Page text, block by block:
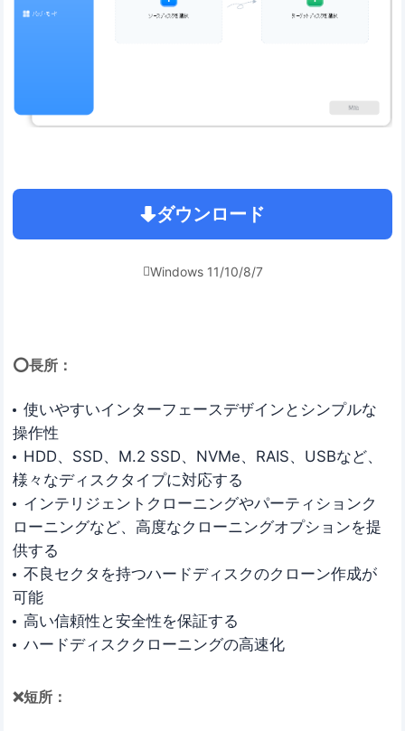
ダウンロード
Windows 11/10/8/7
⭕長所：
使いやすいインターフェースデザインとシンプルな
操作性
HDD、SSD、M.2 SSD、NVMe、RAIS、USBなど、
様々なディスクタイプに対応する
インテリジェントクローニングやパーティションク
ローニングなど、高度なクローニングオプションを提
供する
不良セクタを持つハードディスクのクローン作成が
可能
高い信頼性と安全性を保証する
ハードディスククローニングの高速化
❌短所：